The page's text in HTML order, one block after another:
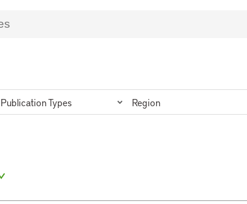
Publication Types Region